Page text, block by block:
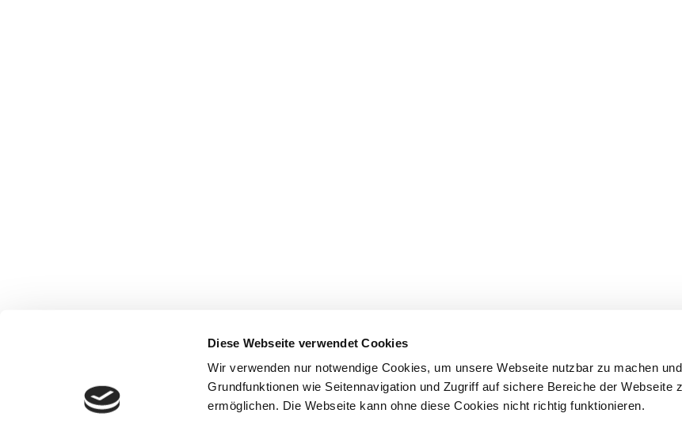
Diese Webseite verwendet Cookies
Wir verwenden nur notwendige Cookies, um unsere Webseite nutzbar zu machen und
Grundfunktionen wie Seitennavigation und Zugriff auf sichere Bereiche der Webseite
ermöglichen. Die Webseite kann ohne diese Cookies nicht richtig funktionieren.